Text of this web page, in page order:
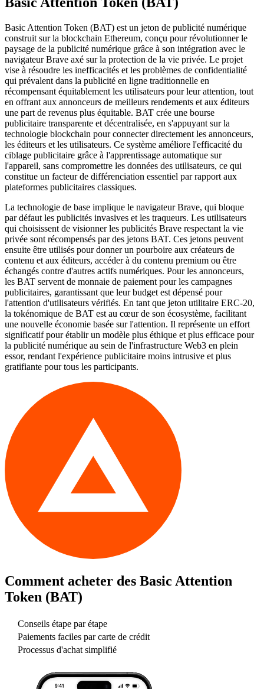
Basic Attention Token (BAT) est un jeton de publicité numérique
construit sur la blockchain Ethereum, conçu pour révolutionner le
paysage de la publicité numérique grâce à son intégration avec le
navigateur Brave axé sur la protection de la vie privée. Le projet
vise à résoudre les inefficacités et les problèmes de confidentialité
qui prévalent dans la publicité en ligne traditionnelle en
récompensant équitablement les utilisateurs pour leur attention, tout
en offrant aux annonceurs de meilleurs rendements et aux éditeurs
une part de revenus plus équitable. BAT crée une bourse
publicitaire transparente et décentralisée, en s'appuyant sur la
technologie blockchain pour connecter directement les annonceurs,
les éditeurs et les utilisateurs. Ce système améliore l'efficacité du
ciblage publicitaire grâce à l'apprentissage automatique sur
l'appareil, sans compromettre les données des utilisateurs, ce qui
constitue un facteur de différenciation essentiel par rapport aux
plateformes publicitaires classiques.
La technologie de base implique le navigateur Brave, qui bloque
par défaut les publicités invasives et les traqueurs. Les utilisateurs
qui choisissent de visionner les publicités Brave respectant la vie
privée sont récompensés par des jetons BAT. Ces jetons peuvent
ensuite être utilisés pour donner un pourboire aux créateurs de
contenu et aux éditeurs, accéder à du contenu premium ou être
échangés contre d'autres actifs numériques. Pour les annonceurs,
les BAT servent de monnaie de paiement pour les campagnes
publicitaires, garantissant que leur budget est dépensé pour
l'attention d'utilisateurs vérifiés. En tant que jeton utilitaire ERC-20,
la tokénomique de BAT est au cœur de son écosystème, facilitant
une nouvelle économie basée sur l'attention. Il représente un effort
significatif pour établir un modèle plus éthique et plus efficace pour
la publicité numérique au sein de l'infrastructure Web3 en plein
essor, rendant l'expérience publicitaire moins intrusive et plus
gratifiante pour tous les participants.
Comment acheter des Basic Attention
Token (BAT)
Conseils étape par étape
Paiements faciles par carte de crédit
Processus d'achat simplifié